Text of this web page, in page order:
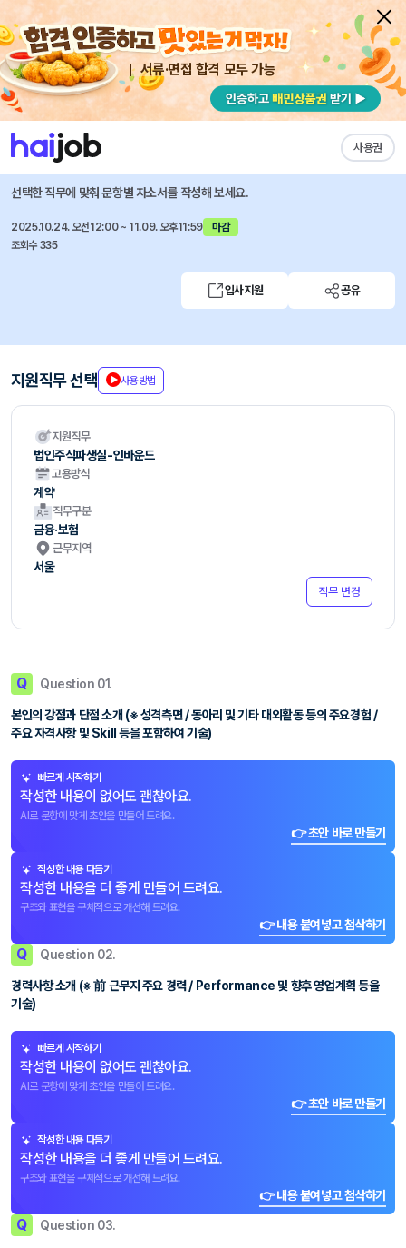
서류·면접 합격 모두 가능
사용권
채용공고 자소서 자유항목 자소서 내 작성목록
하나증권 즐겨찾기
하나증권 법인주식파생실 경력직 채용
선택한 직무에 맞춰 문항별 자소서를 작성해 보세요.
2025.10.24. 오전12:00 ~ 11.09. 오후11:59
마감
조회수 335
입사지원 공유
지원직무 선택 사용방법
지원직무
법인주식파생실-인바운드
고용방식
계약
직무구분
금융·보험
근무지역
서울
직무 변경
Q Question 01.
본인의 강점과 단점 소개 (※ 성격측면 / 동아리 및 기타 대외활동 등의 주요경험 /
주요 자격사항 및 Skill 등을 포함하여 기술)
빠르게 시작하기
작성한 내용이 없어도 괜찮아요.
AI로 문항에 맞게 초안을 만들어 드려요.
👉 초안 바로 만들기
작성한 내용 다듬기
작성한 내용을 더 좋게 만들어 드려요.
구조와 표현을 구체적으로 개선해 드려요.
👉 내용 붙여넣고 첨삭하기
Q Question 02.
경력사항 소개 (※ 前 근무지 주요 경력 / Performance 및 향후 영업계획 등을
기술)
빠르게 시작하기
작성한 내용이 없어도 괜찮아요.
AI로 문항에 맞게 초안을 만들어 드려요.
👉 초안 바로 만들기
작성한 내용 다듬기
작성한 내용을 더 좋게 만들어 드려요.
구조와 표현을 구체적으로 개선해 드려요.
👉 내용 붙여넣고 첨삭하기
Q Question 03.